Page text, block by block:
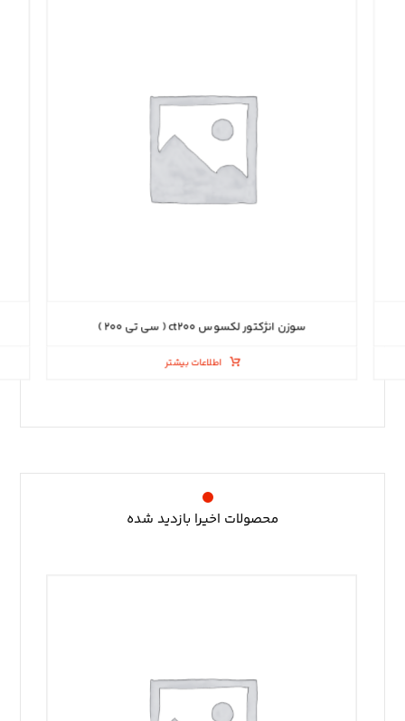
سوزن انژکتور لکسوس ct۲۰۰ ( سی تی ۲۰۰ )
اطلاعات بیشتر
محصولات اخیرا بازدید شده